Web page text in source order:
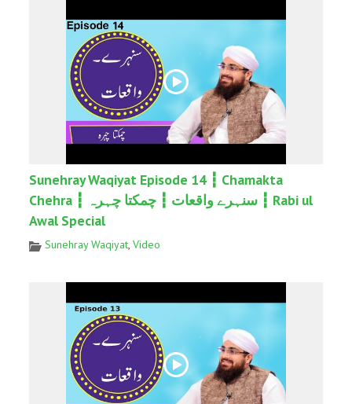
Sunehray Waqiyat Episode 14 ┇ Chamakta
Chehra ┇ سنہرے واقعات ┇ چمکتا چہرہ ┇ Rabi ul
Awal Special
Sunehray Waqiyat, Video